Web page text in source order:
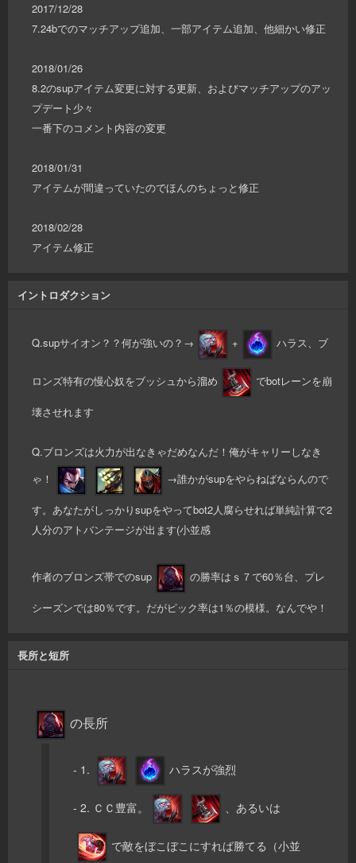
2017/12/28
7.24bでのマッチアップ追加、一部アイテム追加、他細かい修正
2018/01/26
8.2のsupアイテム変更に対する更新、およびマッチアップのアッ
プデート少々
一番下のコメント内容の変更
2018/01/31
アイテムが間違っていたのでほんのちょっと修正
2018/02/28
アイテム修正
イントロダクション
Q.supサイオン？？何が強いの？→ + ハラス、ブ
ロンズ特有の慢心奴をブッシュから溜め でbotレーンを崩
壊させれます
Q.ブロンズは火力が出なきゃだめなんだ！俺がキャリーしなき
ゃ！
→誰かがsupをやらねばならんので
す。あなたがしっかりsupをやってbot2人腐らせれば単純計算で2
人分のアトバンテージが出ます(小並感
作者のブロンズ帯でのsup の勝率はｓ７で60％台、プレ
シーズンでは80％です。だがピック率は1％の模様。なんでや！
長所と短所
の長所
- 1. ハラスが強烈
- 2. ＣＣ豊富。 、あるいは
で敵をぼこぼこにすれば勝てる（小並